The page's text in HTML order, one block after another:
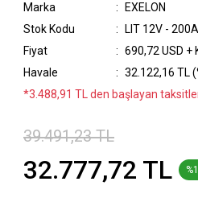
Marka
EXELON
Stok Kodu
LIT 12V -
Fiyat
690,72 USD +
Havale
32.122,16 TL
*3.488,91 TL den başlayan
39.491,23 TL
32.777,72 TL